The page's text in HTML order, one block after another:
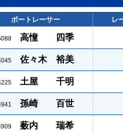
ボートレーサー レ
高憧 四季
佐々木 裕美
土屋 千明
孫崎 百世
薮内 瑞希